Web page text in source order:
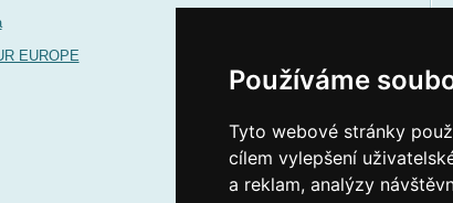
Používáme
Tyto webové stránky
cílem vylepšení
a reklam, analýzy
EUROPE